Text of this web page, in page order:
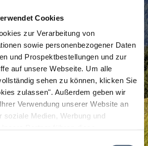
Cookies
zur Verarbeitung von
sowie personenbezogener Daten
und Prospektbestellungen und zur
auf unsere Webseite. Um alle
sehen zu können, klicken Sie
zulassen". Außerdem geben wir
Verwendung unserer Website an
soziale Medien, Werbung und